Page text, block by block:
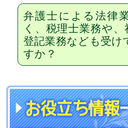
弁護士による法律
く、税理士業務や、
登記業務なども受け
すか？